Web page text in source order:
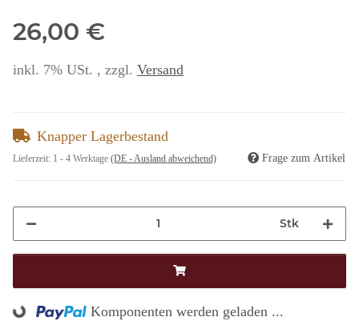
26,00 €
inkl. 7% USt. , zzgl. Versand
Knapper Lagerbestand
Lieferzeit: 1 - 4 Werktage (DE - Ausland abweichend) Frage zum Artikel
Stk
Komponenten werden geladen ...